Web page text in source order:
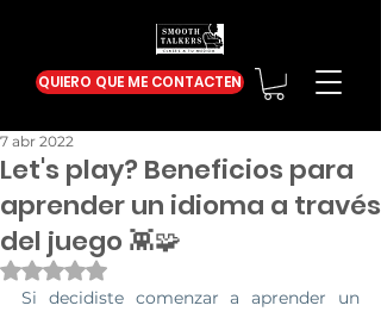
QUIERO QUE ME CONTACTEN
Let's play? Beneficios para
aprender un idioma a través
del juego 👾🧩
7 abr 2022
Obtuvo NaN de 5 estrellas.
Si decidiste comenzar a aprender un